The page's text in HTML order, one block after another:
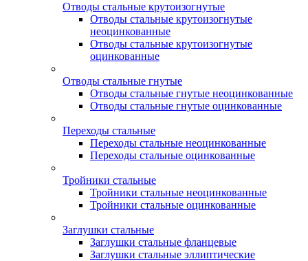
Отводы стальные крутоизогнутые
Отводы стальные крутоизогнутые
неоцинкованные
Отводы стальные крутоизогнутые
оцинкованные
Отводы стальные гнутые
Отводы стальные гнутые неоцинкованные
Отводы стальные гнутые оцинкованные
Переходы стальные
Переходы стальные неоцинкованные
Переходы стальные оцинкованные
Тройники стальные
Тройники стальные неоцинкованные
Тройники стальные оцинкованные
Заглушки стальные
Заглушки стальные фланцевые
Заглушки стальные эллиптические